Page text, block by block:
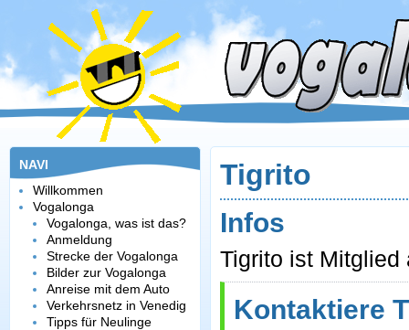
NAVI
Willkommen
Vogalonga
Vogalonga, was ist das?
Anmeldung
Strecke der Vogalonga
Bilder zur Vogalonga
Anreise mit dem Auto
Verkehrsnetz in Venedig
Tipps für Neulinge
Tigrito
Infos
Tigrito ist Mitglied
Kontaktiere